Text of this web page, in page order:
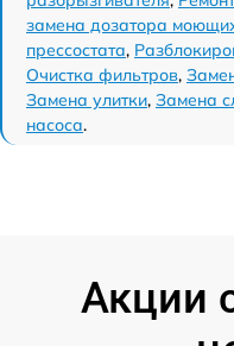
замена дозатора
прессостата,
Очистка фильтров,
Замена улитки, Замена
насоса.
Акции